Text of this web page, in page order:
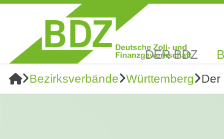
DER BDZ
Bezirksverbände Württemberg Der